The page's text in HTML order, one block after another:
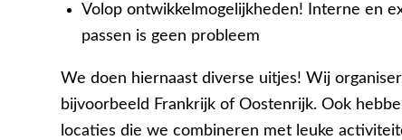
Volop ontwikkelmogelijkheden! Interne en
passen is geen probleem
We doen hiernaast diverse uitjes! Wij
bijvoorbeeld Frankrijk of Oostenrijk. Ook
locaties die we combineren met leuke